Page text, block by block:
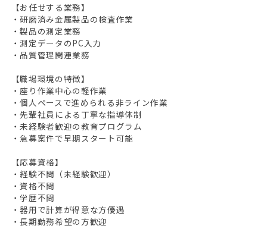
【お任せする業務】
・研磨済み金属製品の検査作業
・製品の測定業務
・測定データのPC入力
・品質管理関連業務
【職場環境の特徴】
・座り作業中心の軽作業
・個人ペースで進められる非ライン作業
・先輩社員による丁寧な指導体制
・未経験者歓迎の教育プログラム
・急募案件で早期スタート可能
【応募資格】
・経験不問（未経験歓迎）
・資格不問
・学歴不問
・器用で計算が得意な方優遇
・長期勤務希望の方歓迎